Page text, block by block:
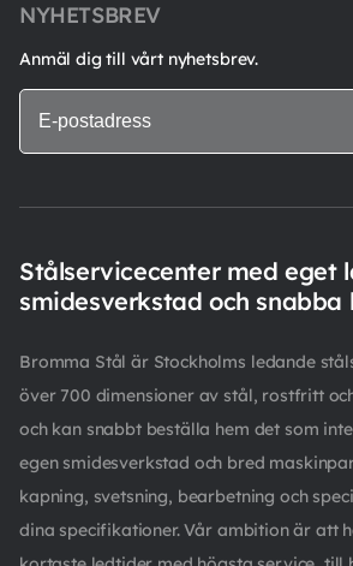
NYHETSBREV
Anmäl dig till vårt nyhetsbrev.
Stålservicecenter med eget
smidesverkstad och snabba
Bromma Stål är Stockholms ledande
över 700 dimensioner av stål, rostfritt
och kan snabbt beställa hem det som
egen smidesverkstad och bred
kapning, svetsning, bearbetning och
dina specifikationer. Vår ambition är att